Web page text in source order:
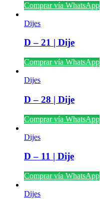
Comprar vía WhatsApp
Dijes
D – 21 | Dije
Comprar vía WhatsApp
Dijes
D – 28 | Dije
Comprar vía WhatsApp
Dijes
D – 11 | Dije
Comprar vía WhatsApp
Dijes